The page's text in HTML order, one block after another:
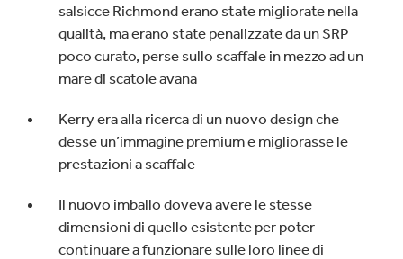
salsicce Richmond erano state migliorate nella
qualità, ma erano state penalizzate da un SRP
poco curato, perse sullo scaffale in mezzo ad un
mare di scatole avana
Kerry era alla ricerca di un nuovo design che
desse un’immagine premium e migliorasse le
prestazioni a scaffale
Il nuovo imballo doveva avere le stesse
dimensioni di quello esistente per poter
continuare a funzionare sulle loro linee di